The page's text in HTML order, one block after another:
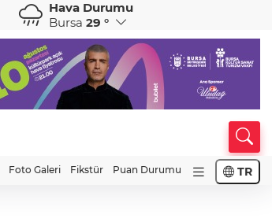
CHF
59,0083
CAD
34,1883
Hava Durumu
Bursa 29 °
Foto Galeri Fikstür Puan Durumu TR